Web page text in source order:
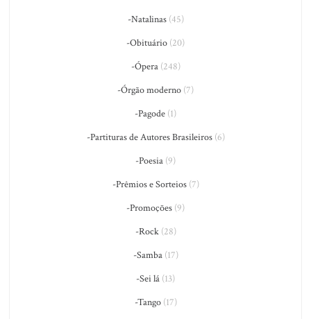
-Natalinas(45)
-Obituário (20)
-Ópera(248)
-Órgão moderno (7)
-Pagode (1)
-Partituras de Autores Brasileiros(6)
-Poesia (9)
-Prêmios e Sorteios(7)
-Promoções (9)
-Rock(28)
-Samba(17)
-Sei lá (13)
-Tango(17)